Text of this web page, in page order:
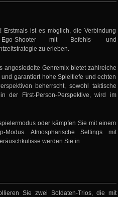
Erstmals ist es möglich, die Verbindung
Shooter mit Befehls- und
zu erleben.
angesiedelte Genremix bietet zahlreiche
garantiert hohe Spieltiefe und echten
beherrscht, sowohl taktische
der First-Person-Perspektive, wird im
oder kämpfen Sie mit einem
Modus. Atmosphärische Settings mit
werden Sie in
Sie zwei Soldaten-Trios, die mit